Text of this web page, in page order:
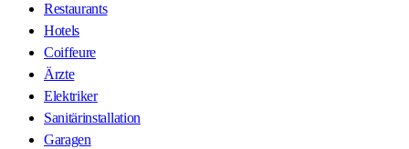
Restaurants
Hotels
Coiffeure
Ärzte
Elektriker
Sanitärinstallation
Garagen